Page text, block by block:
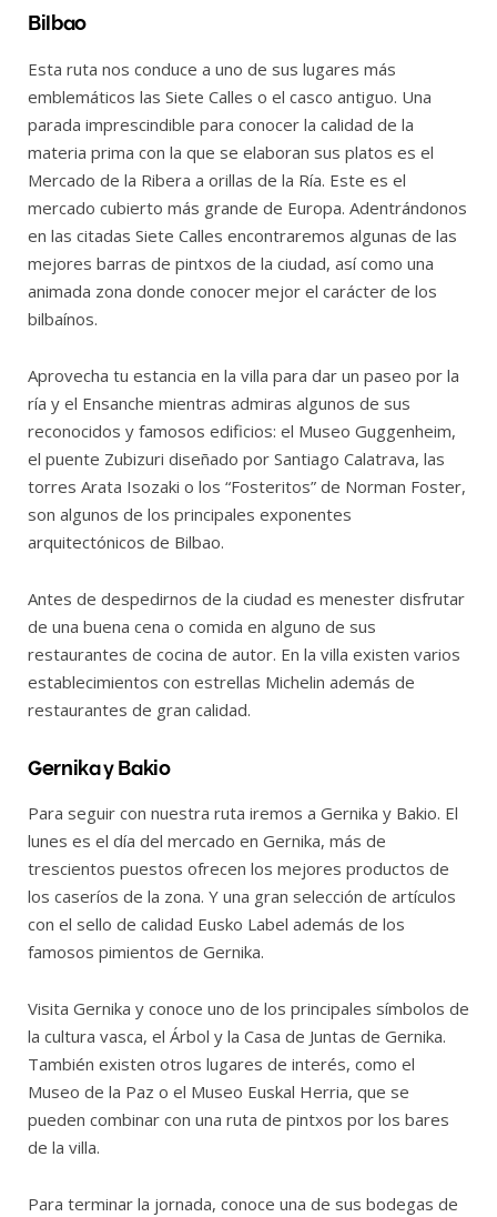
Bilbao
Esta ruta nos conduce a uno de sus lugares más
emblemáticos las Siete Calles o el casco antiguo. Una
parada imprescindible para conocer la calidad de la
materia prima con la que se elaboran sus platos es el
Mercado de la Ribera a orillas de la Ría. Este es el
mercado cubierto más grande de Europa. Adentrándonos
en las citadas Siete Calles encontraremos algunas de las
mejores barras de pintxos de la ciudad, así como una
animada zona donde conocer mejor el carácter de los
bilbaínos.
Aprovecha tu estancia en la villa para dar un paseo por la
ría y el Ensanche mientras admiras algunos de sus
reconocidos y famosos edificios: el Museo Guggenheim,
el puente Zubizuri diseñado por Santiago Calatrava, las
torres Arata Isozaki o los “Fosteritos” de Norman Foster,
son algunos de los principales exponentes
arquitectónicos de Bilbao.
Antes de despedirnos de la ciudad es menester disfrutar
de una buena cena o comida en alguno de sus
restaurantes de cocina de autor. En la villa existen varios
establecimientos con estrellas Michelin además de
restaurantes de gran calidad.
Gernika y Bakio
Para seguir con nuestra ruta iremos a Gernika y Bakio. El
lunes es el día del mercado en Gernika, más de
trescientos puestos ofrecen los mejores productos de
los caseríos de la zona. Y una gran selección de artículos
con el sello de calidad Eusko Label además de los
famosos pimientos de Gernika.
Visita Gernika y conoce uno de los principales símbolos de
la cultura vasca, el Árbol y la Casa de Juntas de Gernika.
También existen otros lugares de interés, como el
Museo de la Paz o el Museo Euskal Herria, que se
pueden combinar con una ruta de pintxos por los bares
de la villa.
Para terminar la jornada, conoce una de sus bodegas de